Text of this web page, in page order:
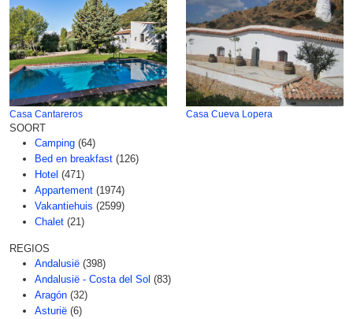
Casa Cantareros Casa Cueva Lopera
SOORT
Camping (64)
Bed en breakfast (126)
Hotel (471)
Appartement (1974)
Vakantiehuis (2599)
Chalet (21)
REGIOS
Andalusië (398)
Andalusië - Costa del Sol (83)
Aragón (32)
Asturië (6)